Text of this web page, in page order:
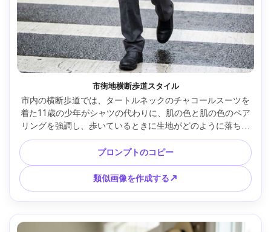
市街地横断歩道スタイル
市内の横断歩道では、タートルネックのチャコールスーツを
着た11歳の少年がシャツの代わりに、肌の色と肌の色のペア
リングを強調し、歩いているときに生地がどのように落ちる
かを強調しています。曇りの日光、Nikon Z8 50mm、全身フ
レーム、モーションフリーズ、リアルな布の折り目、フレー
ムに自然にドレープされた衣服 --ar 4:5
プロンプトのコピー
類似画像を作成する↗